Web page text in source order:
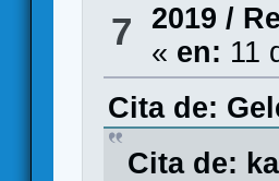
7 2019 /
« en: 11
Cita de:
Cita de: